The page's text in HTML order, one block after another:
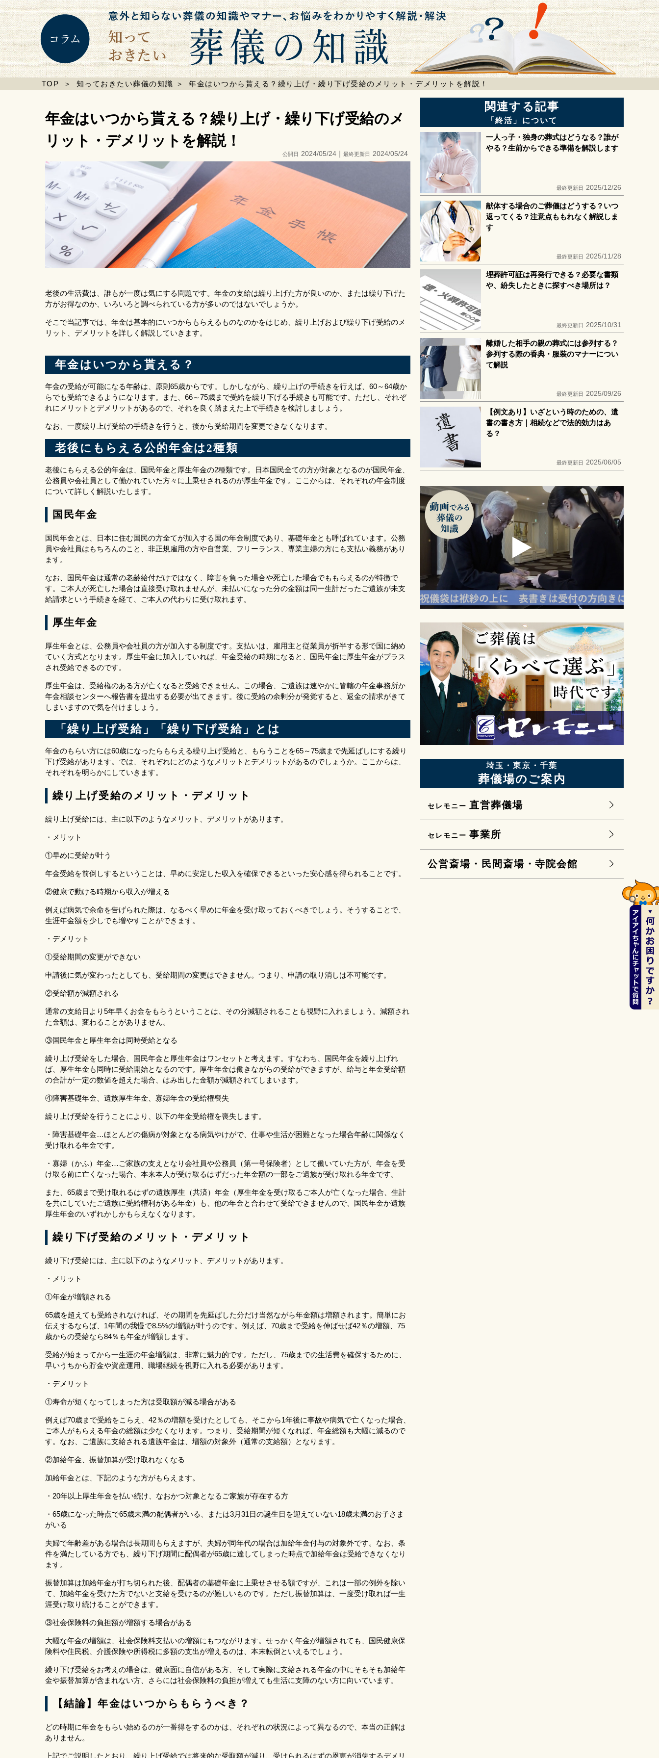
検索
TOP ＞ 知っておきたい葬儀の知識 ＞ 年金はいつから貰える？繰り上げ・繰り下げ受給のメリット・デメリットを解説！
年金はいつから貰える？繰り上げ・繰り下げ受給のメ
リット・デメリットを解説！
公開日 2024/05/24｜ 最終更新日 2024/05/24
老後の生活費は、誰もが一度は気にする問題です。年金の支給は繰り上げた方が良いのか、または繰り下げた
方がお得なのか、いろいろと調べられている方が多いのではないでしょうか。
そこで当記事では、年金は基本的にいつからもらえるものなのかをはじめ、繰り上げおよび繰り下げ受給のメ
リット、デメリットを詳しく解説していきます。
年金はいつから貰える？
年金の受給が可能になる年齢は、原則65歳からです。しかしながら、繰り上げの手続きを行えば、60～64歳か
らでも受給できるようになります。また、66～75歳まで受給を繰り下げる手続きも可能です。ただし、それぞ
れにメリットとデメリットがあるので、それを良く踏まえた上で手続きを検討しましょう。
なお、一度繰り上げ受給の手続きを行うと、後から受給期間を変更できなくなります。
老後にもらえる公的年金は2種類
老後にもらえる公的年金は、国民年金と厚生年金の2種類です。日本国民全ての方が対象となるのが国民年金、
公務員や会社員として働かれていた方々に上乗せされるのが厚生年金です。ここからは、それぞれの年金制度
について詳しく解説いたします。
国民年金
国民年金とは、日本に住む国民の方全てが加入する国の年金制度であり、基礎年金とも呼ばれています。公務
員や会社員はもちろんのこと、非正規雇用の方や自営業、フリーランス、専業主婦の方にも支払い義務があり
ます。
なお、国民年金は通常の老齢給付だけではなく、障害を負った場合や死亡した場合でももらえるのが特徴で
す。ご本人が死亡した場合は直接受け取れませんが、未払いになった分の金額は同一生計だったご遺族が未支
給請求という手続きを経て、ご本人の代わりに受け取れます。
厚生年金
厚生年金とは、公務員や会社員の方が加入する制度です。支払いは、雇用主と従業員が折半する形で国に納め
ていく方式となります。厚生年金に加入していれば、年金受給の時期になると、国民年金に厚生年金がプラス
され受給できるのです。
厚生年金は、受給権のある方が亡くなると受給できません。この場合、ご遺族は速やかに管轄の年金事務所か
年金相談センターへ報告書を提出する必要が出てきます。後に受給の余剰分が発覚すると、返金の請求がきて
しまいますので気を付けましょう。
「繰り上げ受給」「繰り下げ受給」とは
年金のもらい方には60歳になったらもらえる繰り上げ受給と、もらうことを65～75歳まで先延ばしにする繰り
下げ受給があります。では、それぞれにどのようなメリットとデメリットがあるのでしょうか。ここからは、
それぞれを明らかにしていきます。
繰り上げ受給のメリット・デメリット
繰り上げ受給には、主に以下のようなメリット、デメリットがあります。
・メリット
①早めに受給が叶う
年金受給を前倒しするということは、早めに安定した収入を確保できるといった安心感を得られることです。
②健康で動ける時期から収入が増える
例えば病気で余命を告げられた際は、なるべく早めに年金を受け取っておくべきでしょう。そうすることで、
生涯年金額を少しでも増やすことができます。
・デメリット
①受給期間の変更ができない
申請後に気が変わったとしても、受給期間の変更はできません。つまり、申請の取り消しは不可能です。
②受給額が減額される
通常の支給日より5年早くお金をもらうということは、その分減額されることも視野に入れましょう。減額され
た金額は、変わることがありません。
③国民年金と厚生年金は同時受給となる
繰り上げ受給をした場合、国民年金と厚生年金はワンセットと考えます。すなわち、国民年金を繰り上げれ
ば、厚生年金も同時に受給開始となるのです。厚生年金は働きながらの受給ができますが、給与と年金受給額
の合計が一定の数値を超えた場合、はみ出した金額が減額されてしまいます。
④障害基礎年金、遺族厚生年金、寡婦年金の受給権喪失
繰り上げ受給を行うことにより、以下の年金受給権を喪失します。
・障害基礎年金…ほとんどの傷病が対象となる病気やけがで、仕事や生活が困難となった場合年齢に関係なく
受け取れる年金です。
・寡婦（かふ）年金…ご家族の支えとなり会社員や公務員（第一号保険者）として働いていた方が、年金を受
け取る前に亡くなった場合、本来本人が受け取るはずだった年金額の一部をご遺族が受け取れる年金です。
また、65歳まで受け取れるはずの遺族厚生（共済）年金（厚生年金を受け取るご本人が亡くなった場合、生計
を共にしていたご遺族に受給権利がある年金）も、他の年金と合わせて受給できませんので、国民年金か遺族
厚生年金のいずれかしかもらえなくなります。
繰り下げ受給のメリット・デメリット
繰り下げ受給には、主に以下のようなメリット、デメリットがあります。
・メリット
①年金が増額される
65歳を超えても受給されなければ、その期間を先延ばした分だけ当然ながら年金額は増額されます。簡単にお
伝えするならば、1年間の我慢で8.5%の増額が叶うのです。例えば、70歳まで受給を伸ばせば42％の増額、75
歳からの受給なら84％も年金が増額します。
受給が始まってから一生涯の年金増額は、非常に魅力的です。ただし、75歳までの生活費を確保するために、
早いうちから貯金や資産運用、職場継続を視野に入れる必要があります。
・デメリット
①寿命が短くなってしまった方は受取額が減る場合がある
例えば70歳まで受給をこらえ、42％の増額を受けたとしても、そこから1年後に事故や病気で亡くなった場合、
ご本人がもらえる年金の総額は少なくなります。つまり、受給期間が短くなれば、年金総額も大幅に減るので
す。なお、ご遺族に支給される遺族年金は、増額の対象外（通常の支給額）となります。
②加給年金、振替加算が受け取れなくなる
加給年金とは、下記のような方がもらえます。
・20年以上厚生年金を払い続け、なおかつ対象となるご家族が存在する方
・65歳になった時点で65歳未満の配偶者がいる、または3月31日の誕生日を迎えていない18歳未満のお子さま
がいる
夫婦で年齢差がある場合は長期間もらえますが、夫婦が同年代の場合は加給年金付与の対象外です。なお、条
件を満たしている方でも、繰り下げ期間に配偶者が65歳に達してしまった時点で加給年金は受給できなくなり
ます。
振替加算は加給年金が打ち切られた後、配偶者の基礎年金に上乗せさせる額ですが、これは一部の例外を除い
て、加給年金を受けた方でないと支給を受けるのが難しいものです。ただし振替加算は、一度受け取れば一生
涯受け取り続けることができます。
③社会保険料の負担額が増額する場合がある
大幅な年金の増額は、社会保険料支払いの増額にもつながります。せっかく年金が増額されても、国民健康保
険料や住民税、介護保険や所得税に多額の支出が増えるのは、本末転倒といえるでしょう。
繰り下げ受給をお考えの場合は、健康面に自信がある方、そして実際に支給される年金の中にそもそも加給年
金や振替加算が含まれない方、さらには社会保険料の負担が増えても生活に支障のない方に向いています。
【結論】年金はいつからもらうべき？
どの時期に年金をもらい始めるのが一番得をするのかは、それぞれの状況によって異なるので、本当の正解は
ありません。
上記でご説明したとおり、繰り上げ受給では将来的な受取額が減り、受けられるはずの恩恵が消失するデメリ
関連する記事
「終活」について
一人っ子・独身の葬式はどうなる？誰が
やる？生前からできる準備を解説します
最終更新日 2025/12/26
献体する場合のご葬儀はどうする？いつ
返ってくる？注意点ももれなく解説しま
す
最終更新日 2025/11/28
埋葬許可証は再発行できる？必要な書類
や、紛失したときに探すべき場所は？
最終更新日 2025/10/31
離婚した相手の親の葬式には参列する？
参列する際の香典・服装のマナーについ
て解説
最終更新日 2025/09/26
【例文あり】いざという時のための、遺
書の書き方｜相続などで法的効力はあ
る？
最終更新日 2025/06/05
埼玉・東京・千葉
葬儀場のご案内
セレモニー 直営葬儀場
セレモニー 事業所
公営斎場・民間斎場・寺院会館